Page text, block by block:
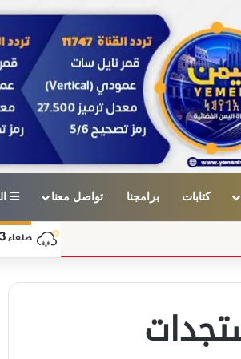
كتابات برامجنا تواصل معنا
صنعاء